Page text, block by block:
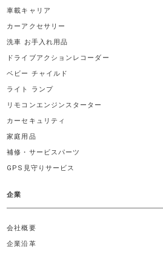
車載キャリア
カーアクセサリー
洗車 お手入れ用品
ドライブアクションレコーダー
ベビー チャイルド
ライト ランプ
リモコンエンジンスターター
カーセキュリティ
家庭用品
補修・サービスパーツ
GPS見守りサービス
企業
会社概要
企業沿革